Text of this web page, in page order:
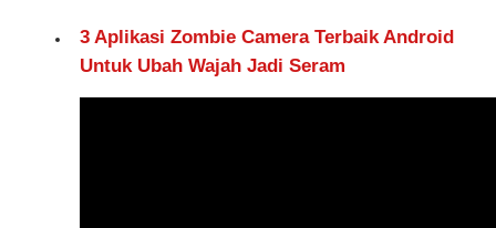
3 Aplikasi Zombie Camera Terbaik Android
Untuk Ubah Wajah Jadi Seram